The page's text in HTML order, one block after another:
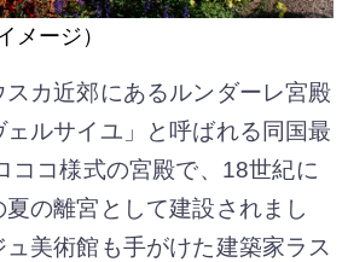
メージ）
カ近郊にあるルンダーレ宮殿
ルサイユ」と呼ばれる同国最
ココ様式の宮殿で、18世紀に
の離宮として建設されまし
美術館も手がけた建築家ラス